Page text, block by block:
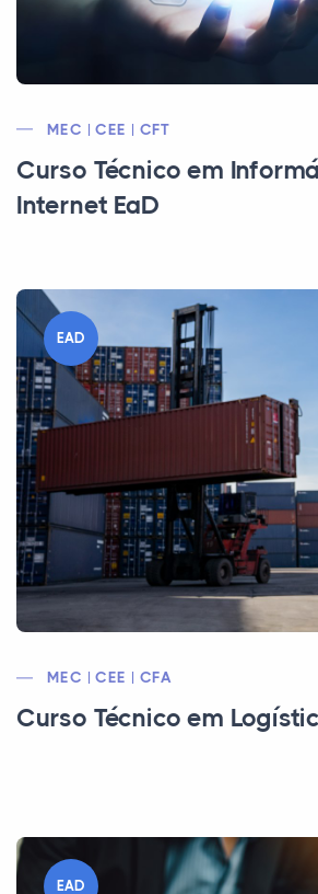
MEC | CEE | CFT
Curso Técnico em
Internet EaD
EAD
MEC | CEE | CFA
Curso Técnico em
EAD